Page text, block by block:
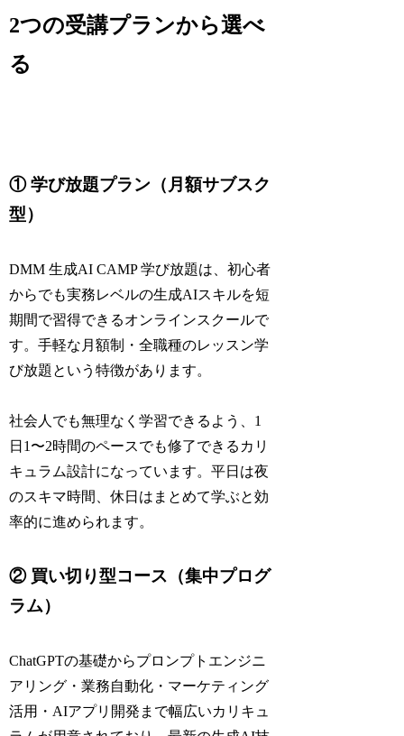
2つの受講プランから選べ
る
① 学び放題プラン（月額サブスク
型）
DMM 生成AI CAMP 学び放題は、初心者
からでも実務レベルの生成AIスキルを短
期間で習得できるオンラインスクールで
す。手軽な月額制・全職種のレッスン学
び放題という特徴があります。
社会人でも無理なく学習できるよう、1
日1〜2時間のペースでも修了できるカリ
キュラム設計になっています。平日は夜
のスキマ時間、休日はまとめて学ぶと効
率的に進められます。
② 買い切り型コース（集中プログ
ラム）
ChatGPTの基礎からプロンプトエンジニ
アリング・業務自動化・マーケティング
活用・AIアプリ開発まで幅広いカリキュ